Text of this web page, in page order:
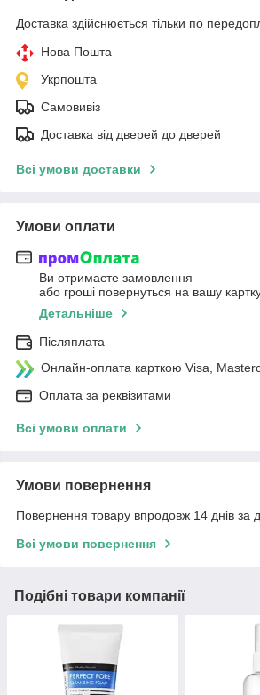
Доставка здійснюється тільки по
Нова Пошта
Укрпошта
Самовивіз
Доставка від дверей до дверей
Всі умови доставки
Умови оплати
Ви отримаєте замовлення
або гроші повернуться на вашу
Детальніше
Післяплата
Онлайн-оплата карткою Visa,
Оплата за реквізитами
Всі умови оплати
Умови повернення
Повернення товару впродовж 14 днів за
Всі умови повернення
Подібні товари компанії